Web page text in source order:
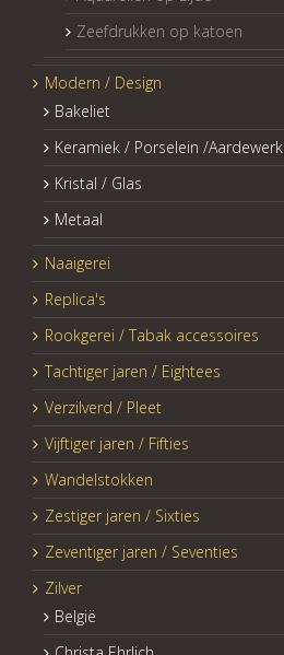
Zeefdrukken op katoen
Modern / Design
Bakeliet
Keramiek / Porselein /Aardewerk
Kristal / Glas
Metaal
Naaigerei
Replica's
Rookgerei / Tabak accessoires
Tachtiger jaren / Eightees
Verzilverd / Pleet
Vijftiger jaren / Fifties
Wandelstokken
Zestiger jaren / Sixties
Zeventiger jaren / Seventies
Zilver
België